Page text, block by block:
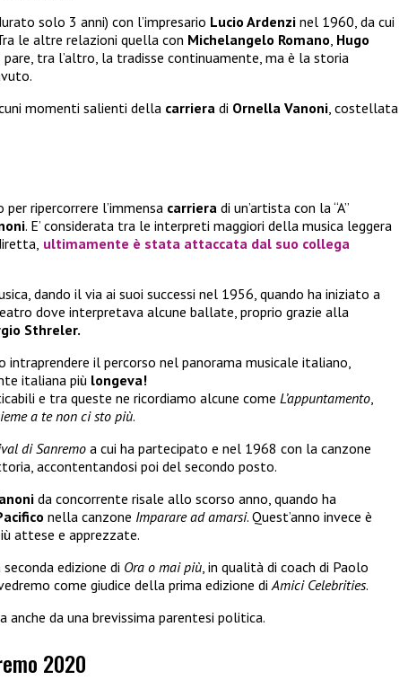
solo 3 anni) con l’impresario Lucio Ardenzi nel 1960, da cui
le altre relazioni quella con Michelangelo Romano, Hugo
pare, tra l’altro, la tradisse continuamente, ma è la storia
momenti salienti della carriera di Ornella Vanoni, costellata
ripercorrere l’immensa carriera di un’artista con la “A”
. E’ considerata tra le interpreti maggiori della musica leggera
ultimamente è stata attaccata dal suo collega
dando il via ai suoi successi nel 1956, quando ha iniziato a
dove interpretava alcune ballate, proprio grazie alla
Sthreler.
il percorso nel panorama musicale italiano,
italiana più longeva!
e tra queste ne ricordiamo alcune come L’appuntamento,
a te non ci sto più.
di Sanremo a cui ha partecipato e nel 1968 con la canzone
accontentandosi poi del secondo posto.
da concorrente risale allo scorso anno, quando ha
nella canzone Imparare ad amarsi. Quest’anno invece è
attese e apprezzate.
edizione di Ora o mai più, in qualità di coach di Paolo
come giudice della prima edizione diAmici Celebrities.
anche da una brevissima parentesi politica.
2020